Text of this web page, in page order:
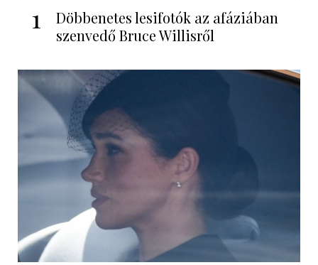
1
Döbbenetes lesifotók az afáziában
szenvedő Bruce Willisről